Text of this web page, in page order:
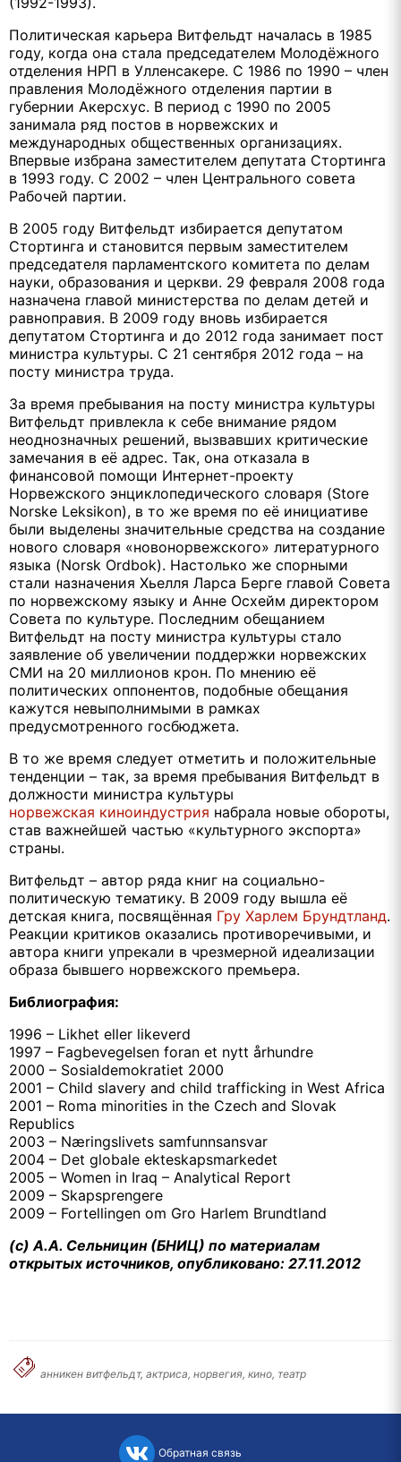
Политическая карьера Витфельдт началась в 1985
году, когда она стала председателем Молодёжного
отделения НРП в Улленсакере. С 1986 по 1990 – член
правления Молодёжного отделения партии в
губернии Акерсхус. В период с 1990 по 2005
занимала ряд постов в норвежских и
международных общественных организациях.
Впервые избрана заместителем депутата Стортинга
в 1993 году. С 2002 – член Центрального совета
Рабочей партии.
В 2005 году Витфельдт избирается депутатом
Стортинга и становится первым заместителем
председателя парламентского комитета по делам
науки, образования и церкви. 29 февраля 2008 года
назначена главой министерства по делам детей и
равноправия. В 2009 году вновь избирается
депутатом Стортинга и до 2012 года занимает пост
министра культуры. С 21 сентября 2012 года – на
посту министра труда.
За время пребывания на посту министра культуры
Витфельдт привлекла к себе внимание рядом
неоднозначных решений, вызвавших критические
замечания в её адрес. Так, она отказала в
финансовой помощи Интернет-проекту
Норвежского энциклопедического словаря (Store
Norske Leksikon), в то же время по её инициативе
были выделены значительные средства на создание
нового словаря «новонорвежского» литературного
языка (Norsk Ordbok). Настолько же спорными
стали назначения Хьелля Ларса Берге главой Совета
по норвежскому языку и Анне Осхейм директором
Совета по культуре. Последним обещанием
Витфельдт на посту министра культуры стало
заявление об увеличении поддержки норвежских
СМИ на 20 миллионов крон. По мнению её
политических оппонентов, подобные обещания
кажутся невыполнимыми в рамках
предусмотренного госбюджета.
В то же время следует отметить и положительные
тенденции – так, за время пребывания Витфельдт в
должности министра культуры
норвежская киноиндустрия набрала новые обороты,
став важнейшей частью «культурного экспорта»
страны.
Витфельдт – автор ряда книг на социально-
политическую тематику. В 2009 году вышла её
детская книга, посвящённая Гру Харлем Брундтланд.
Реакции критиков оказались противоречивыми, и
автора книги упрекали в чрезмерной идеализации
образа бывшего норвежского премьера.
Библиография:
1996 – Likhet eller likeverd
1997 – Fagbevegelsen foran et nytt århundre
2000 – Sosialdemokratiet 2000
2001 – Child slavery and child trafficking in West Africa
2001 – Roma minorities in the Czech and Slovak
Republics
2003 – Næringslivets samfunnsansvar
2004 – Det globale ekteskapsmarkedet
2005 – Women in Iraq – Analytical Report
2009 – Skapsprengere
2009 – Fortellingen om Gro Harlem Brundtland
(с) А.А. Сельницин (БНИЦ) по материалам
открытых источников, опубликовано: 27.11.2012
анникен витфельдт, актриса, норвегия, кино, театр
Обратная связь